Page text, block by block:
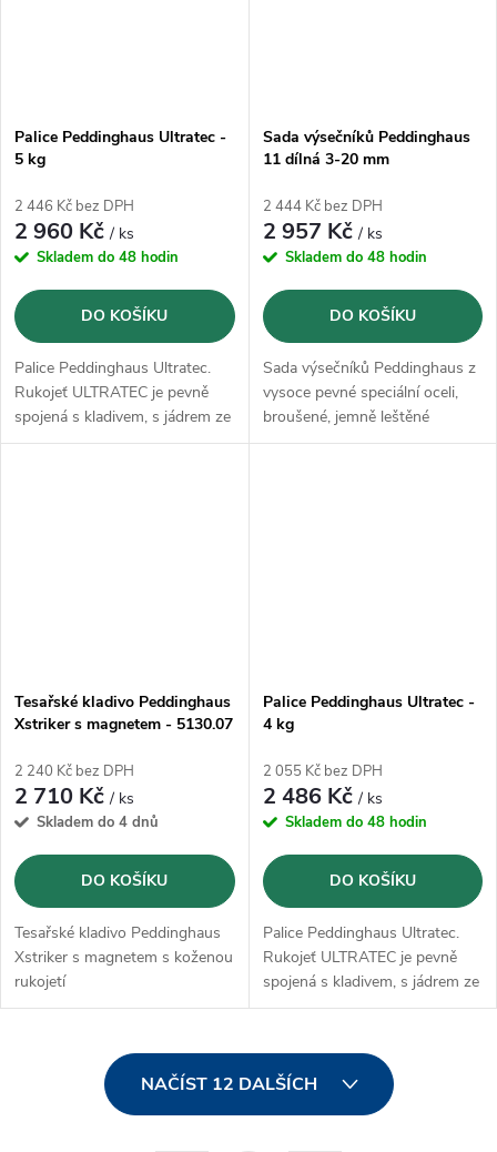
Palice Peddinghaus Ultratec -
5 kg
2 446 Kč bez DPH
2 960 Kč/ ks
Skladem do 48 hodin
DO KOŠÍKU
Palice Peddinghaus Ultratec.
Rukojeť ULTRATEC je pevně
spojená s kladivem, s jádrem ze
skleněných vláken
Sada výsečníků Peddinghaus
11 dílná 3-20 mm
2 444 Kč bez DPH
2 957 Kč/ ks
Skladem do 48 hodin
DO KOŠÍKU
Sada výsečníků Peddinghaus z
vysoce pevné speciální oceli,
broušené, jemně leštěné
Tesařské kladivo Peddinghaus
Xstriker s magnetem - 5130.07
2 240 Kč bez DPH
2 710 Kč/ ks
Skladem do 4 dnů
DO KOŠÍKU
Tesařské kladivo Peddinghaus
Xstriker s magnetem s koženou
rukojetí
Palice Peddinghaus Ultratec -
4 kg
2 055 Kč bez DPH
2 486 Kč/ ks
Skladem do 48 hodin
DO KOŠÍKU
Palice Peddinghaus Ultratec.
Rukojeť ULTRATEC je pevně
spojená s kladivem, s jádrem ze
skleněných vláken
NAČÍST 12 DALŠÍCH